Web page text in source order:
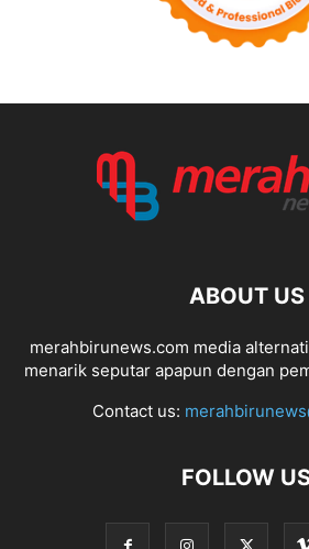
ABOUT US
merahbirunews.com media
menarik seputar apapun dengan
Contact us:
FOLLOW